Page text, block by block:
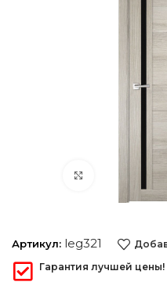
Нажмите,
Артикул: leg321
Гарантия лучшей цены!